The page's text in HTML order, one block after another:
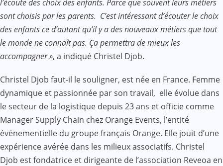
l’écoute des choix des enfants. Parce que souvent leurs métiers
sont choisis par les parents. C’est intéressant d’écouter le choix
des enfants ce d’autant qu’il y a des nouveaux métiers que tout
le monde ne connaît pas. Ça permettra de mieux les
accompagner », a indiqué Christel Djob.
Christel Djob faut-il le souligner, est née en France. Femme
dynamique et passionnée par son travail, elle évolue dans
le secteur de la logistique depuis 23 ans et officie comme
Manager Supply Chain chez Orange Events, l’entité
événementielle du groupe français Orange. Elle jouit d’une
expérience avérée dans les milieux associatifs. Christel
Djob est fondatrice et dirigeante de l’association Reveoa en